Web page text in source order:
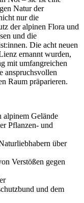
Natur der
nur die
der alpinen Flora und
und die
Die acht neuen
ernannt wurden,
mit umfangreichen
anspruchsvollen
Raum präparieren.
alpinem Gelände
Pflanzen- und
über
Verstößen gegen
und dem